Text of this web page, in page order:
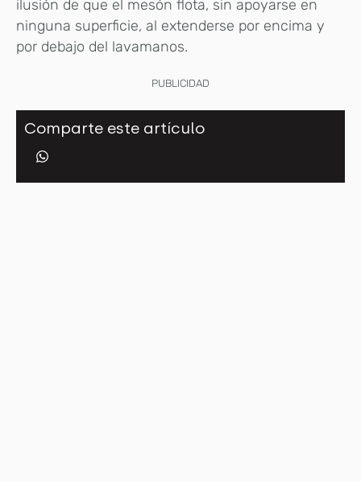
ilusión de que el mesón flota, sin apoyarse en
ninguna superficie, al extenderse por encima y
por debajo del lavamanos.
PUBLICIDAD
Comparte este artículo